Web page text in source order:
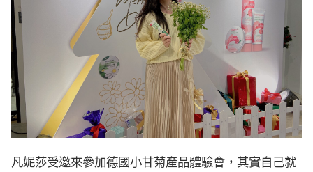
凡妮莎受邀來參加德國小甘菊產品體驗會，其實自己就